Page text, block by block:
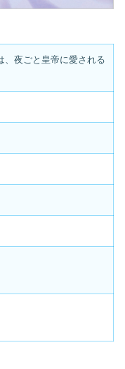
夜ごと皇帝に愛される